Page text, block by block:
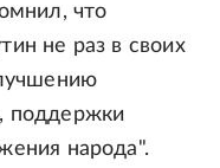
что
не раз в своих
поддержки
народа".